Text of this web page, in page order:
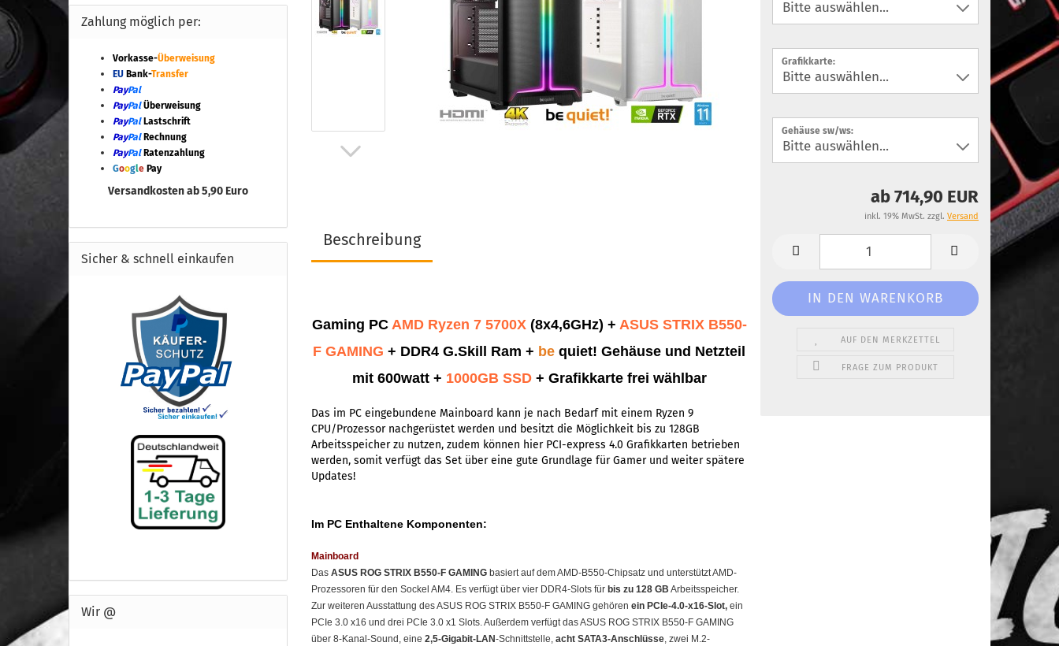
Grafikkarte:
Gehäuse sw/ws:
ab 714,90 EUR
inkl. 19% MwSt. zzgl. Versand
AUF DEN MERKZETTEL
FRAGE ZUM PRODUKT
Beschreibung
Gaming PC AMD Ryzen 7 5700X (8x4,6GHz) + ASUS STRIX B550-
F GAMING+ DDR4 G.Skill Ram+ be quiet! Gehäuse und Netzteil
mit 600watt + 1000GB SSD + Grafikkarte frei wählbar
Das im PC eingebundene Mainboard kann je nach Bedarf mit einem Ryzen 9
CPU/Prozessor nachgerüstet werden und besitzt die Möglichkeit bis zu 128GB
Arbeitsspeicher zu nutzen, zudem können hier PCI-express 4.0 Grafikkarten betrieben
werden, somit verfügt das Set über eine gute Grundlage für Gamer und weiter spätere
Updates!
Im PC Enthaltene Komponenten:
Mainboard
Das ASUS ROG STRIX B550-F GAMINGbasiert auf dem AMD-B550-Chipsatz und unterstützt AMD-
Prozessoren für den Sockel AM4. Es verfügt über vier DDR4-Slots für bis zu 128 GB Arbeitsspeicher.
Zur weiteren Ausstattung des ASUS ROG STRIX B550-F GAMING gehören ein PCIe-4.0-x16-Slot,ein
PCIe 3.0 x16 und drei PCIe 3.0 x1 Slots. Außerdem verfügt das ASUS ROG STRIX B550-F GAMING
über 8-Kanal-Sound, eine 2,5-Gigabit-LAN-Schnittstelle, acht SATA3-Anschlüsse, zwei M.2-
Zahlung möglich per:
Vorkasse-Überweisung
EU Bank-Transfer
PayPal
PayPalÜberweisung
PayPal Lastschrift
PayPal Rechnung
PayPal Ratenzahlung
Google Pay
Versandkosten ab 5,90 Euro
Sicher & schnell einkaufen
Wir @